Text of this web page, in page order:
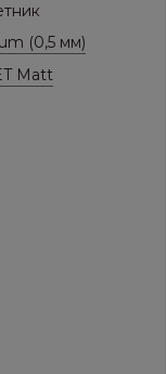
(0,5 мм)
Matt